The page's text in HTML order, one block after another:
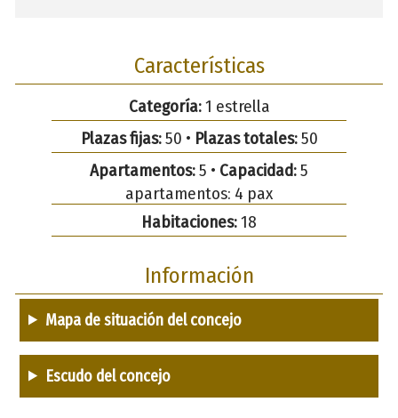
Características
Categoría:1 estrella
Plazas fijas:50 • Plazas totales:50
Apartamentos:5 • Capacidad:5
apartamentos: 4 pax
Habitaciones:18
Información
Mapa de situación del concejo
Escudo del concejo